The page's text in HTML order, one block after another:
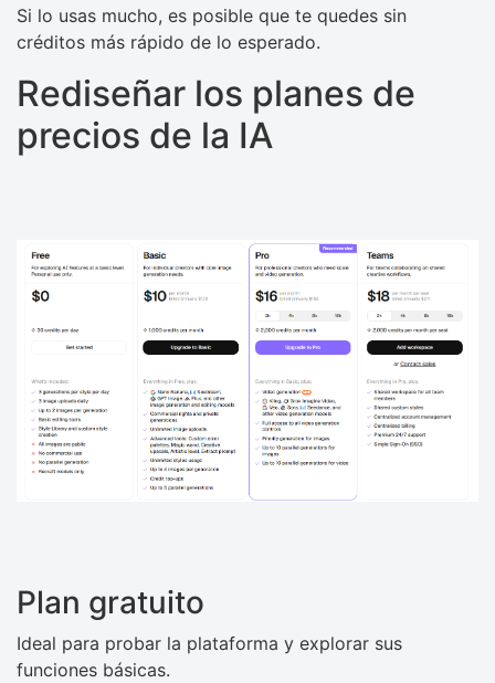
Si lo usas mucho, es posible que te quedes sin
créditos más rápido de lo esperado.
Rediseñar los planes de
precios de la IA
Plan gratuito
Ideal para probar la plataforma y explorar sus
funciones básicas.